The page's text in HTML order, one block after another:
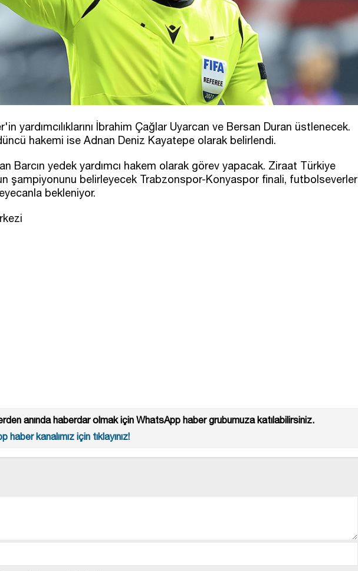
yardımcılıklarını İbrahim Çağlar Uyarcan ve Bersan Duran üstlenecek.
hakemi ise Adnan Deniz Kayatepe olarak belirlendi.
Barcın yedek yardımcı hakem olarak görev yapacak. Ziraat Türkiye
şampiyonunu belirleyecek Trabzonspor-Konyaspor finali, futbolseverler
bekleniyor.
anında haberdar olmak için WhatsApp haber grubumuza katılabilirsiniz.
kanalımız için tıklayınız!